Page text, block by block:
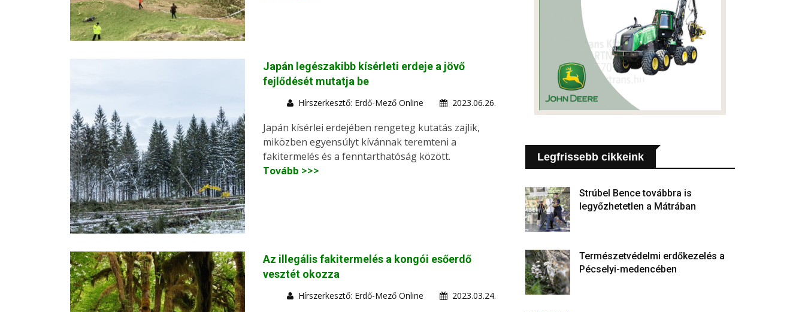
Japán legészakibb kísérleti erdeje a jövő
fejlődését mutatja be
Hírszerkesztő: Erdő-Mező Online 2023.06.26.
Japán kísérlei erdejében rengeteg kutatás zajlik,
miközben egyensúlyt kívánnak teremteni a
fakitermelés és a fenntarthatóság között.
Tovább >>>
Az illegális fakitermelés a kongói esőerdő
vesztét okozza
Hírszerkesztő: Erdő-Mező Online 2023.03.24.
Legfrissebb cikkeink
Strúbel Bence továbbra is
legyőzhetetlen a Mátrában
Természetvédelmi erdőkezelés a
Pécselyi-medencében